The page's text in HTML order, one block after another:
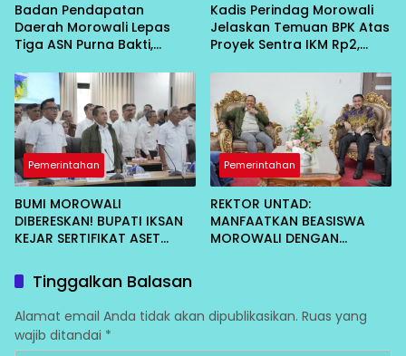
Badan Pendapatan
Daerah Morowali Lepas
Tiga ASN Purna Bakti,
Pengabdian
Kadis Perindag Morowali
Jelaskan Temuan BPK Atas
Proyek Sentra IKM Rp2,
Pemerintahan
BUMI MOROWALI
DIBERESKAN! BUPATI IKSAN
KEJAR SERTIFIKAT ASET
Pemerintahan
REKTOR UNTAD:
MANFAATKAN BEASISWA
MOROWALI DENGAN
Tinggalkan Balasan
Alamat email Anda tidak akan dipublikasikan. Ruas yang
wajib ditandai *